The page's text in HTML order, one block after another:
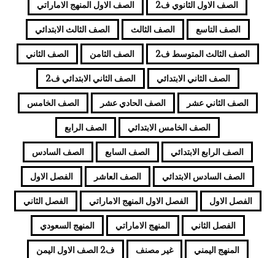
الصف الاول الثانوي ف2 الصف الاول المنهج الاماراتي
الصف التاسع الصف الثالث الصف الثالث الابتدائي
الصف الثالث المتوسط ف2 الصف الثامن الصف الثاني
الصف الثاني الابتدائي الصف الثاني الابتدائي ف2
الصف الثاني عشر الصف الحادي عشر الصف الخامس
الصف الخامس الابتدائي الصف الرابع
الصف الرابع الابتدائي الصف السابع الصف السادس
الصف السادس الابتدائي الصف العاشر الفصل الاول
الفصل الاول الفصل الاول المنهج الاماراتي الفصل الثاني
الفصل الثاني المنهج الاماراتي المنهج السعودي
المنهج اليمني غير مصنف ف2 الصف الاول اليمن